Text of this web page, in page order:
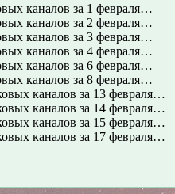
каналов за 1 февраля…
каналов за 2 февраля…
каналов за 3 февраля…
каналов за 4 февраля…
каналов за 6 февраля…
каналов за 8 февраля…
каналов за 13 февраля…
каналов за 14 февраля…
каналов за 15 февраля…
каналов за 17 февраля…